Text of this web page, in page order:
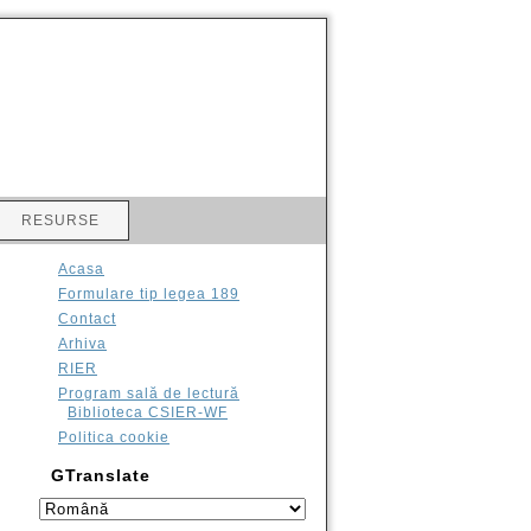
RESURSE
Acasa
Formulare tip legea 189
Contact
Arhiva
RIER
Program sală de lectură
Biblioteca CSIER-WF
Politica cookie
GTranslate